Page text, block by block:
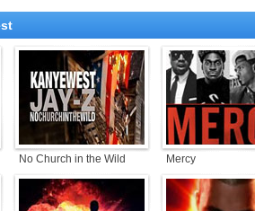
No Church in the Wild Mercy